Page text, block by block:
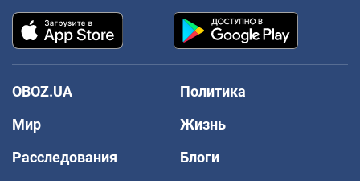
OBOZ.UA
Политика
Мир
Жизнь
Расследования
Блоги